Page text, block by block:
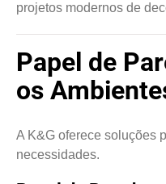
projetos modernos de
Papel de
os
A K&G oferece soluções
necessidades.